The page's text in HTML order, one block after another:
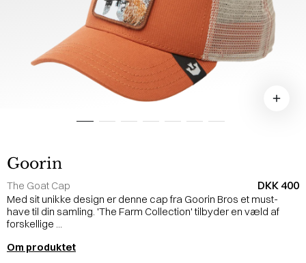
Goorin
The Goat Cap DKK 400
Med sit unikke design er denne cap fra Goorin Bros et must-
have til din samling. 'The Farm Collection' tilbyder en væld af
forskellige ...
Om produktet